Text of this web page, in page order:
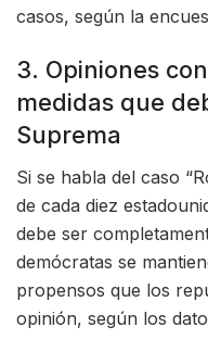
casos, según la
3. Opiniones
medidas que
Suprema
Si se habla del caso
de cada diez
debe ser
demócratas se
propensos que los
opinión, según los